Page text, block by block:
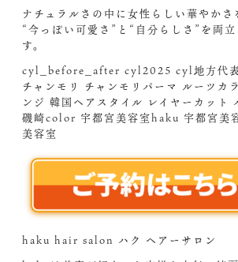
ナチュラルさの中に女性らしい華やかさ
“今っぽい可愛さ”と“自分らしさ”を両
す。
cyl_before_after cyl2025 cyl地方代
チャンモリ チャンモリパーマ ルーツカ
ンジ 韓国ヘアスタイル レイヤーカット
磯崎color 宇都宮美容室haku 宇都宮美
美容室
haku hair salon ハク ヘアーサロン